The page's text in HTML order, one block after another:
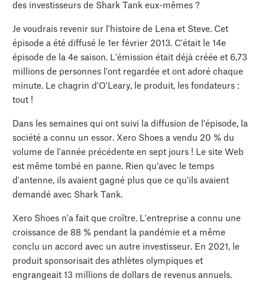
des investisseurs de Shark Tank eux-mêmes ?
Je voudrais revenir sur l'histoire de Lena et Steve. Cet
épisode a été diffusé le 1er février 2013. C'était le 14e
épisode de la 4e saison. L'émission était déjà créée et 6,73
millions de personnes l'ont regardée et ont adoré chaque
minute. Le chagrin d'O'Leary, le produit, les fondateurs :
tout !
Dans les semaines qui ont suivi la diffusion de l'épisode, la
société a connu un essor. Xero Shoes a vendu 20 % du
volume de l'année précédente en sept jours ! Le site Web
est même tombé en panne. Rien qu'avec le temps
d'antenne, ils avaient gagné plus que ce qu'ils avaient
demandé avec Shark Tank.
Xero Shoes n'a fait que croître. L'entreprise a connu une
croissance de 88 % pendant la pandémie et a même
conclu un accord avec un autre investisseur. En 2021, le
produit sponsorisait des athlètes olympiques et
engrangeait 13 millions de dollars de revenus annuels.